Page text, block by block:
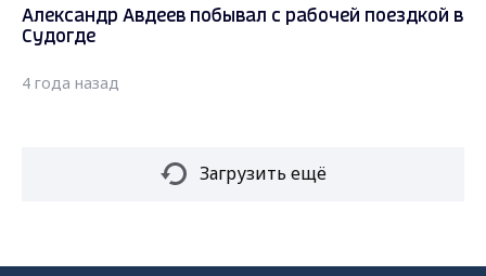
Александр Авдеев побывал с рабочей поездкой в
Судогде
4 года назад
Загрузить ещё